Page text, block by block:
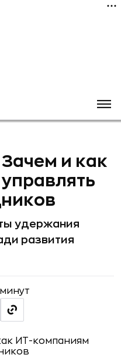
и как
удержания
развития